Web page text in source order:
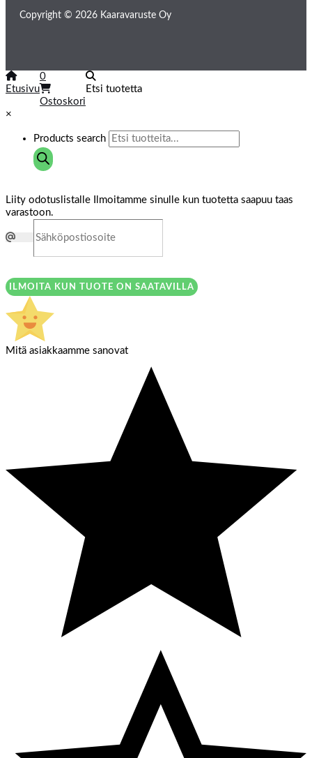
Copyright © 2026 Kaaravaruste Oy
Etusivu
0
Ostoskori
Etsi tuotetta
×
Products search
Liity odotuslistalle
Ilmoitamme sinulle kun tuotetta saapuu taas
varastoon.
ILMOITA KUN TUOTE ON SAATAVILLA
Mitä asiakkaamme sanovat